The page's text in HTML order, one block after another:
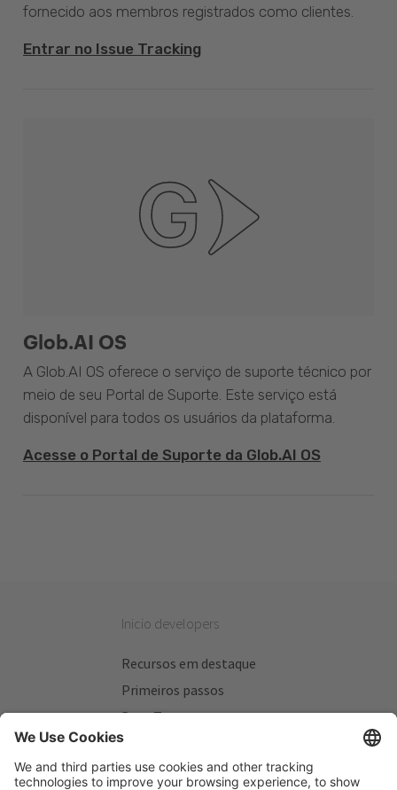
fornecido aos membros registrados como clientes.
Entrar no Issue Tracking
Glob.AI OS
A Glob.AI OS oferece o serviço de suporte técnico por
meio de seu Portal de Suporte. Este serviço está
disponível para todos os usuários da plataforma.
Acesse o Portal de Suporte da Glob.AI OS
Inicio developers
Recursos em destaque
Primeiros passos
Beta Testers
Meus Planos